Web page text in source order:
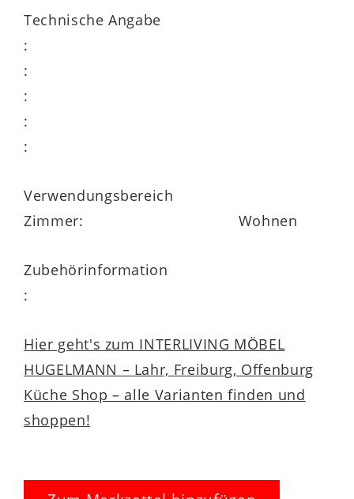
Technische Angabe
:
:
:
:
:
Verwendungsbereich
Zimmer:
Wohnen
Zubehörinformation
:
Hier geht's zum INTERLIVING MÖBEL
HUGELMANN – Lahr, Freiburg, Offenburg
Küche Shop – alle Varianten finden und
shoppen!